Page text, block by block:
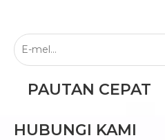
PAUTAN CEPAT
HUBUNGI KAMI